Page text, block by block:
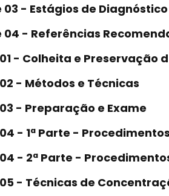
- Estágios de
04 - Referências
- Colheita e Preservação
- Métodos e Técnicas
- Preparação e Exame
- 1ª Parte -
- 2ª Parte -
- Técnicas de